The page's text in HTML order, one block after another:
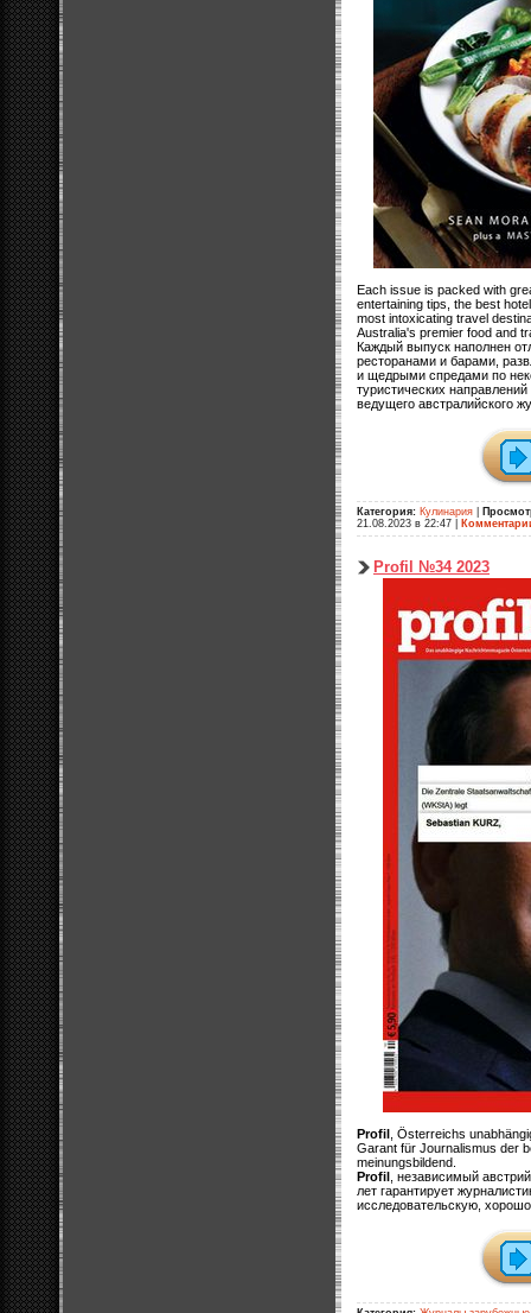
Each issue is packed with
entertaining tips, the best
most intoxicating travel
Australia's premier food and
Каждый выпуск наполнен
ресторанами и барами,
и щедрыми спредами по
туристических
ведущего австралийского
Категория: Кулинария
21.08.2023 в 22:47
Profil №34 2023
Profil , Österreichs
Garant für Journalismus der
meinungsbildend.
Profil , независимый
лет гарантирует
исследовательскую,